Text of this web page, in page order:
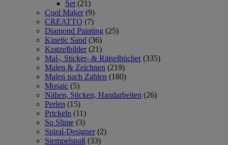
Set (21)
Cool Maker (9)
CREATTO (7)
Diamond Painting (25)
Kinetic Sand (36)
Kratzelbilder (21)
Mal-, Sticker- & Rätselbücher (335)
Malen & Zeichnen (219)
Malen nach Zahlen (180)
Mosaic (5)
Nähen, Sticken, Handarbeiten (26)
Perlen (15)
Prickeln (11)
So Slime (3)
Spiral-Designer (2)
Stempelspaß (33)